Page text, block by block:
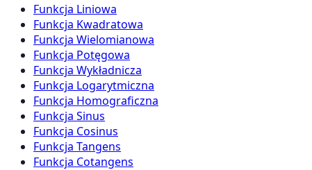
Funkcja Liniowa
Funkcja Kwadratowa
Funkcja Wielomianowa
Funkcja Potęgowa
Funkcja Wykładnicza
Funkcja Logarytmiczna
Funkcja Homograficzna
Funkcja Sinus
Funkcja Cosinus
Funkcja Tangens
Funkcja Cotangens